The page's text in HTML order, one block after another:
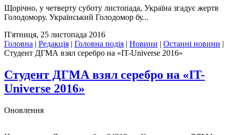
Щорічно, у четверту суботу листопада, Україна згадує жертв
Голодомору. Український Голодомор бу...
П'ятниця, 25 листопада 2016
Головна | Редакція | Головна подія | Новини | Останні новини |
Студент ДГМА взял серебро на «IT-Universe 2016»
Студент ДГМА взял серебро на «IT-
Universe 2016»
Оновлення